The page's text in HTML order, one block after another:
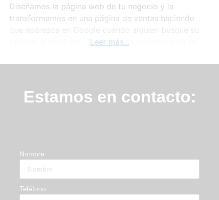
Diseñamos la página web de tu negocio y la
transformamos en una página de ventas haciendo
servicio o producto. También nos ocupamos de tu
de nuevo, a la venta. Contenido para blog, emails,
Leer más...
Estamos en contacto:
Nombre
Teléfono